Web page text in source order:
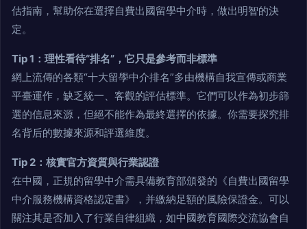
估指南，幫助你在選擇自費出國留學中介時，做出明智的決
定。
Tip 1：理性看待“排名”，它只是參考而非標準
網上流傳的各類“十大留學中介排名”多由機構自我宣傳或商業
平臺運作，缺乏統一、客觀的評估標準。它們可以作為初步篩
選的信息來源，但絕不能作為最終選擇的依據。你需要探究排
名背后的數據來源和評選維度。
Tip 2：核實官方資質與行業認證
在中國，正規的留學中介需具備教育部頒發的《自費出國留學
中介服務機構資格認定書》，并繳納足額的風險保證金。可以
關注其是否加入了行業自律組織，如中國教育國際交流協會自